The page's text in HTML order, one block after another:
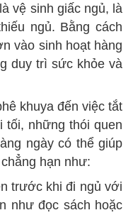
vệ sinh giấc ngủ, là
ngủ. Bằng cách
vào sinh hoạt hàng
duy trì sức khỏe và
khuya đến việc tắt
tối, những thói quen
ngày có thể giúp
hạn như:
trước khi đi ngủ với
như đọc sách hoặc